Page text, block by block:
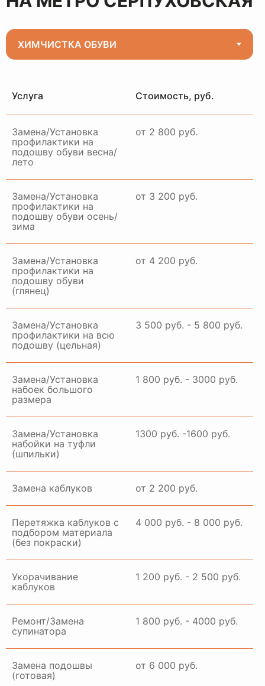
Услуга Стоимость, руб.
Замена/Установка
профилактики на
подошву обуви весна/
лето
от 2 800 руб.
Замена/Установка
профилактики на
подошву обуви осень/
зима
от 3 200 руб.
Замена/Установка
профилактики на
подошву обуви
(глянец)
от 4 200 руб.
Замена/Установка
профилактики на всю
подошву (цельная)
3 500 руб. - 5 800 руб.
Замена/Установка
набоек большого
размера
1 800 руб. - 3000 руб.
Замена/Установка
набойки на туфли
(шпильки)
1300 руб. -1600 руб.
Замена каблуков от 2 200 руб.
Перетяжка каблуков с
подбором материала
(без покраски)
4 000 руб. - 8 000 руб.
Укорачивание
каблуков
1 200 руб. - 2 500 руб.
Ремонт/Замена
супинатора
1 800 руб. - 4000 руб.
Замена подошвы
(готовая)
от 6 000 руб.